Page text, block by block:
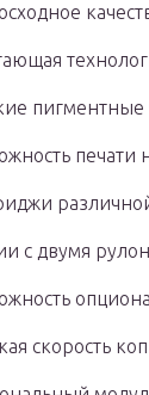
печати
с двумя
скорость